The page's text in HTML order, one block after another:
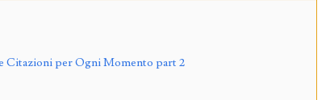
Citazioni per Ogni Momento part 2